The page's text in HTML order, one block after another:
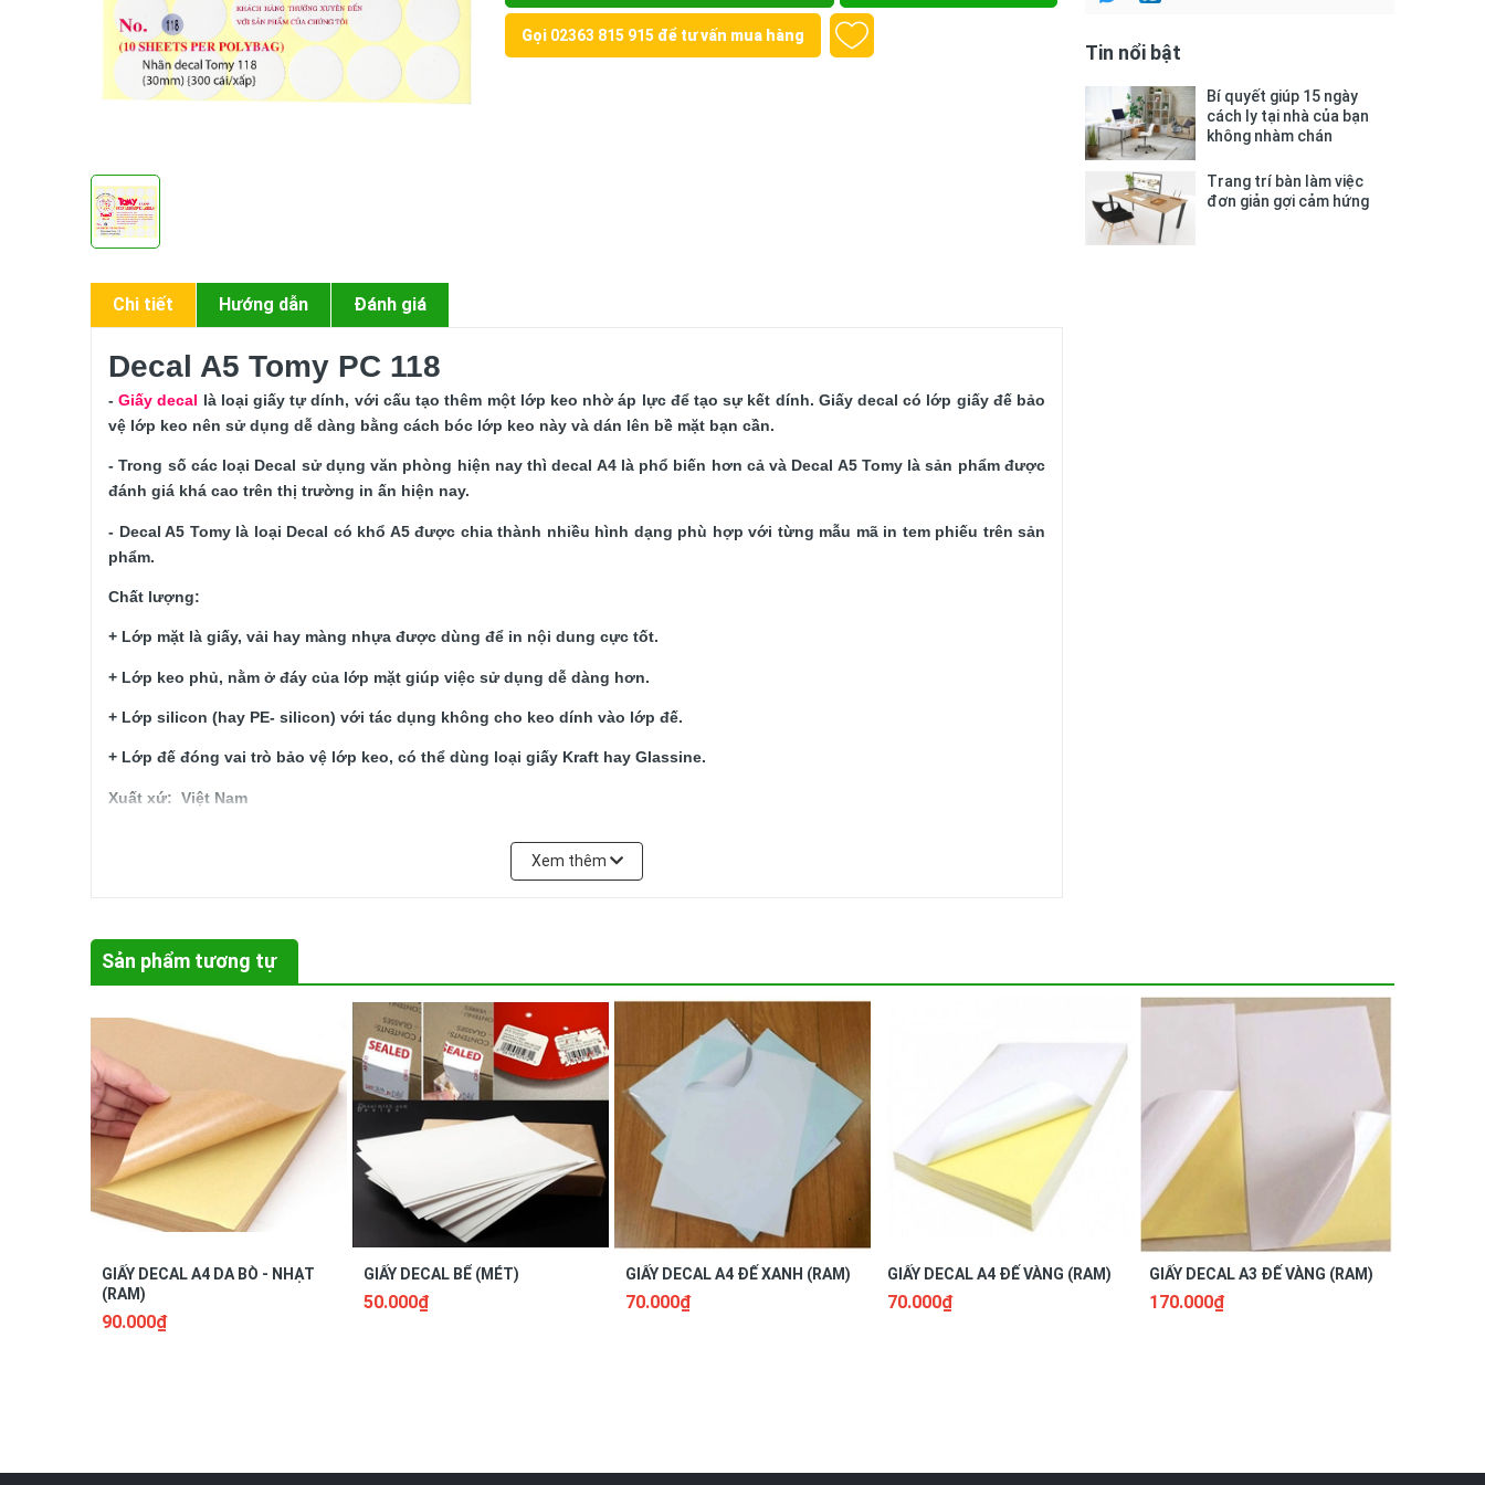
Gọi 02363 815 915 để tư vấn mua hàng
Chi tiết Hướng dẫn Đánh giá
Decal A5 Tomy PC 118
- Giấy decal là loại giấy tự dính, với cấu tạo thêm một lớp keo nhờ áp lực để tạo sự kết dính. Giấy decal có lớp giấy đế bảo
vệ lớp keo nên sử dụng dễ dàng bằng cách bóc lớp keo này và dán lên bề mặt bạn cần.
- Trong số các loại Decal sử dụng văn phòng hiện nay thì decal A4 là phổ biến hơn cả và Decal A5 Tomy là sản phẩm được
đánh giá khá cao trên thị trường in ấn hiện nay.
- Decal A5 Tomy là loại Decal có khổ A5 được chia thành nhiều hình dạng phù hợp với từng mẫu mã in tem phiếu trên sản
phẩm.
Chất lượng:
+ Lớp mặt là giấy, vải hay màng nhựa được dùng để in nội dung cực tốt.
+ Lớp keo phủ, nằm ở đáy của lớp mặt giúp việc sử dụng dễ dàng hơn.
+ Lớp silicon (hay PE- silicon) với tác dụng không cho keo dính vào lớp đế.
+ Lớp đế đóng vai trò bảo vệ lớp keo, có thể dùng loại giấy Kraft hay Glassine.
Xuất xứ:  Việt Nam
- Tránh xa nguồn nhiệt, dầu mỡ, chất lỏng.
- Tránh để giấy những nơi ẩm thấp hay nơi gần nguồn nước.
- Không nên để giấy ở nơi có nguồn nhiệt quá cao vì có thể gây biến dạng Decal.
+ Giấy 118: Đường kính 30mm,30 miếng tròn nhỏ.
Xem thêm
Tin nổi bật
Bí quyết giúp 15 ngày
cách ly tại nhà của bạn
không nhàm chán
Trang trí bàn làm việc
đơn giản gợi cảm hứng
Sản phẩm tương tự
GIẤY DECAL A4 DA BÒ - NHẠT
(RAM)
90.000₫
GIẤY DECAL BỂ (MÉT)
50.000₫
GIẤY DECAL A4 ĐẾ XANH (RAM)
70.000₫
GIẤY DECAL A4 ĐẾ VÀNG (RAM)
70.000₫
GIẤY DECAL A3 ĐẾ VÀNG (RAM)
170.000₫